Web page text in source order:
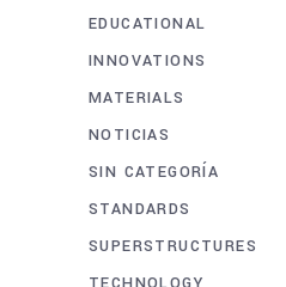
EDUCATIONAL
INNOVATIONS
MATERIALS
NOTICIAS
SIN CATEGORÍA
STANDARDS
SUPERSTRUCTURES